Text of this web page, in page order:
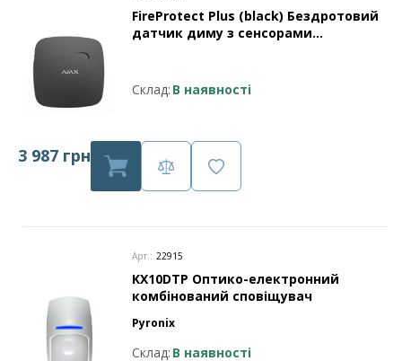
FireProtect Plus (black) Бездротовий
датчик диму з сенсорами
Склад: В наявності
3 987 грн
Арт.: 22915
KX10DTP Оптико-електронний
комбінований сповіщувач
Pyronix
Склад: В наявності